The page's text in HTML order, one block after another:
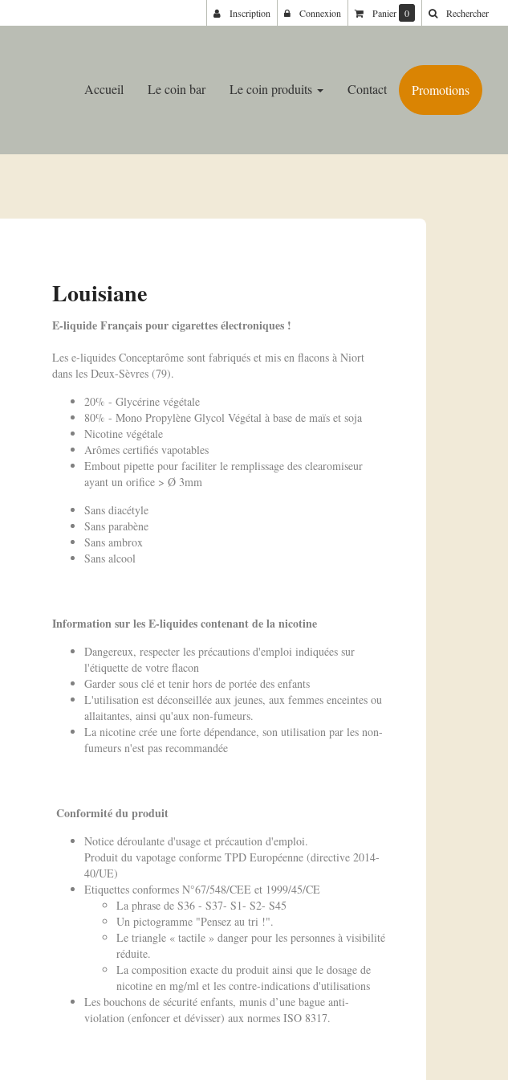
Accueil Le coin bar Le coin produits Contact Promotions
Louisiane
E-liquide Français pour cigarettes électroniques !
Les e-liquides Conceptarôme sont fabriqués et mis en flacons à Niort
dans les Deux-Sèvres (79).
20% - Glycérine végétale
80% - Mono Propylène Glycol Végétal à base de maïs et soja
Nicotine végétale
Arômes certifiés vapotables
Embout pipette pour faciliter le remplissage des clearomiseur
ayant un orifice > Ø 3mm
Sans diacétyle
Sans parabène
Sans ambrox
Sans alcool
Information sur les E-liquides contenant de la nicotine
Dangereux, respecter les précautions d'emploi indiquées sur
l'étiquette de votre flacon
Garder sous clé et tenir hors de portée des enfants
L'utilisation est déconseillée aux jeunes, aux femmes enceintes ou
allaitantes, ainsi qu'aux non-fumeurs.
La nicotine crée une forte dépendance, son utilisation par les non-
fumeurs n'est pas recommandée
Conformité du produit
Notice déroulante d'usage et précaution d'emploi.
Produit du vapotage conforme TPD Européenne (directive 2014-
40/UE)
Etiquettes conformes N°67/548/CEE et 1999/45/CE
La phrase de S36 - S37- S1- S2- S45
Un pictogramme "Pensez au tri !".
Le triangle « tactile » danger pour les personnes à visibilité
réduite.
La composition exacte du produit ainsi que le dosage de
nicotine en mg/ml et les contre-indications d'utilisations
Les bouchons de sécurité enfants, munis d’une bague anti-
violation (enfoncer et dévisser) aux normes ISO 8317.
Inscription Connexion Panier 0 Rechercher